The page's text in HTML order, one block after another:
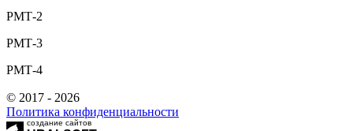
РМТ-2
РМТ-3
РМТ-4
© 2017 - 2026
Политика конфиденциальности
создание сайтов